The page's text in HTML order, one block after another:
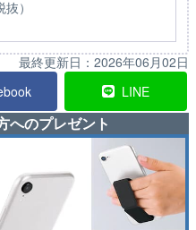
）
最終更新日： 2026年06月02日
LINE
へのプレゼント